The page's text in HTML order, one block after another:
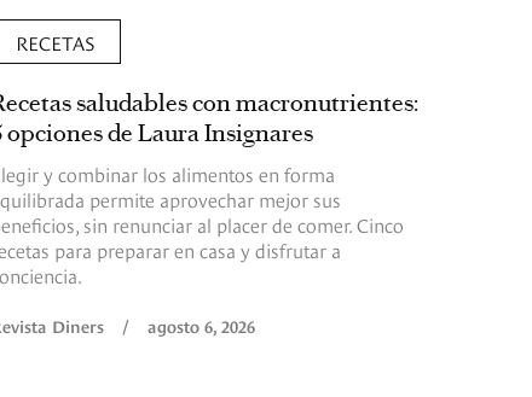
RECETAS
saludables con macronutrientes:
opciones de Laura Insignares
y combinar los alimentos en forma
permite aprovechar mejor sus
sin renunciar al placer de comer. Cinco
para preparar en casa y disfrutar a
Diners / agosto 6, 2026